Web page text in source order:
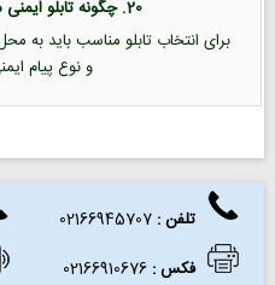
20. چگونه تابلو ایمنی مناسب انتخاب کنیم؟
برای انتخاب تابلو مناسب باید به
و نوع پیام
تلفن :
فکس:
02166910676